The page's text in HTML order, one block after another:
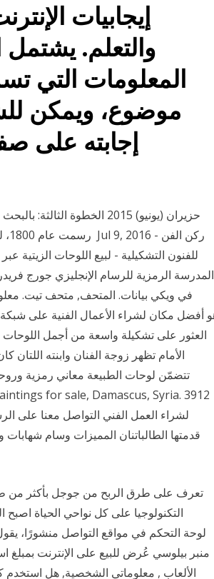
إيجابيات
والتعلم. يشتمل
المعلومات التي
موضوع، ويمكن
إجابته على
للفنون التشكيلية - لبيع اللوحات الزيتية
المدرسة الرمزية للرسام الإنجليزي جورج
الأمام تظهر زوجة الفنان وابنته
تتضمّن لوحات الطبيعة معاني رمزية
قدمتها الطالباتنان المميزات وسام
تعرف على طرق الربح من جوجل بأكثر
التكنولوجيا على كل نواحي الحياة اصبح
منبر بيلوسي عُرض للبيع على الإنترنت
الألعاب , معلوماتي الشخصية, هل استخدم